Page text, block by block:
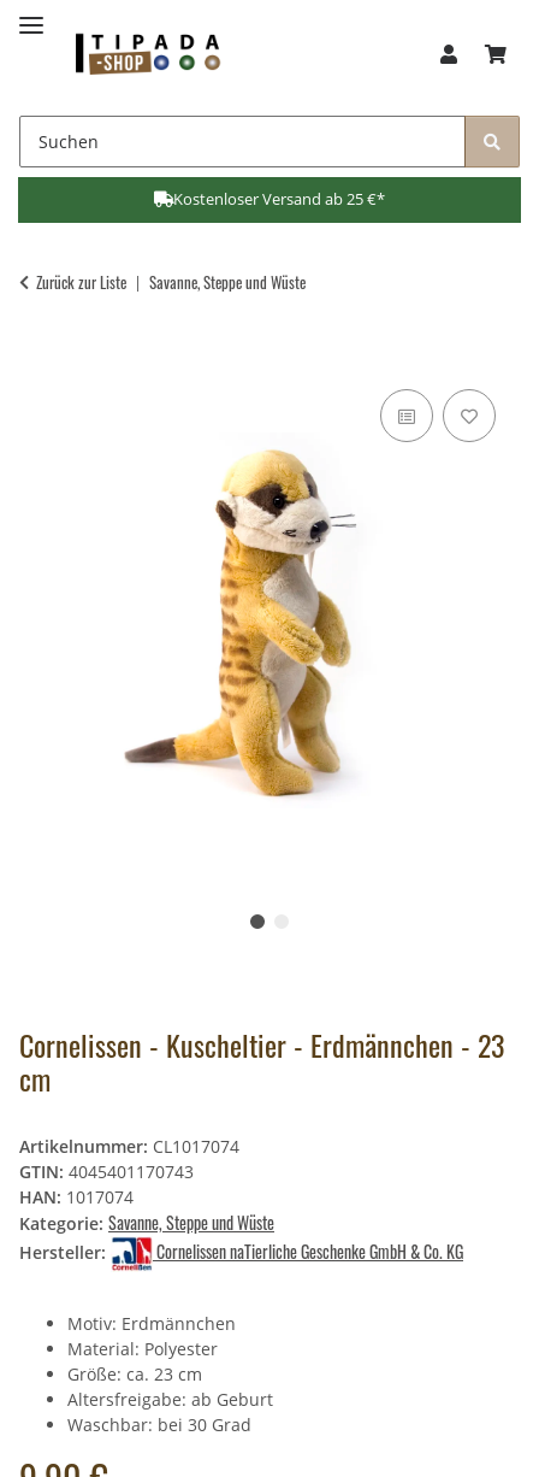
Kostenloser Versand ab 25 €*
Zurück zur Liste Savanne, Steppe und Wüste
Cornelissen - Kuscheltier - Erdmännchen - 23
cm
Artikelnummer: CL1017074
GTIN: 4045401170743
HAN: 1017074
Kategorie: Savanne, Steppe und Wüste
Hersteller: Cornelissen naTierliche Geschenke GmbH & Co. KG
Motiv: Erdmännchen
Material: Polyester
Größe: ca. 23 cm
Altersfreigabe: ab Geburt
Waschbar: bei 30 Grad